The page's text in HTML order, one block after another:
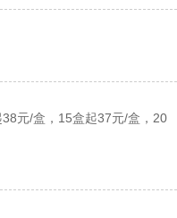
元/盒，15盒起37元/盒，20